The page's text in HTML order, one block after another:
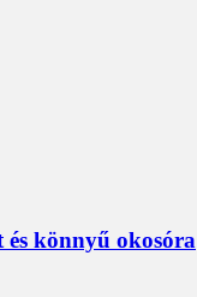
és könnyű okosóra